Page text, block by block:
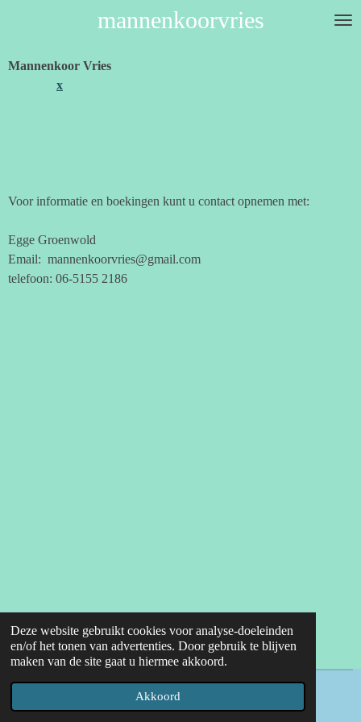
Deze website gebruikt cookies voor analyse-doeleinden
en/of het tonen van advertenties. Door gebruik te blijven
maken van de site gaat u hiermee akkoord.
Akkoord
de
hoofdinhoud
mannenkoorvries
Mannenkoor Vries
x
Voor informatie en boekingen kunt u contact opnemen met:
Egge Groenwold
Email: mannenkoorvries@gmail.com
telefoon: 06-5155 2186
© 2022 - 2026 mannenkoorvries